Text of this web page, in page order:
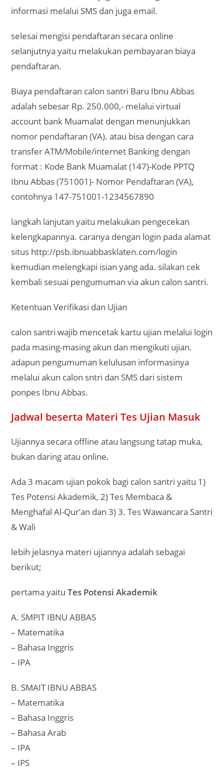
informasi melalui SMS dan juga email.
selesai mengisi pendaftaran secara online
selanjutnya yaitu melakukan pembayaran biaya
pendaftaran.
Biaya pendaftaran calon santri Baru Ibnu Abbas
adalah sebesar Rp. 250.000,- melalui virtual
account bank Muamalat dengan menunjukkan
nomor pendaftaran (VA). atau bisa dengan cara
transfer ATM/Mobile/internet Banking dengan
format : Kode Bank Muamalat (147)-Kode PPTQ
Ibnu Abbas (751001)- Nomor Pendaftaran (VA),
contohnya 147-751001-1234567890
langkah lanjutan yaitu melakukan pengecekan
kelengkapannya. caranya dengan login pada alamat
situs http://psb.ibnuabbasklaten.com/login
kemudian melengkapi isian yang ada. silakan cek
kembali sesuai pengumuman via akun calon santri.
Ketentuan Verifikasi dan Ujian
calon santri wajib mencetak kartu ujian melalui login
pada masing-masing akun dan mengikuti ujian.
adapun pengumuman kelulusan informasinya
melalui akun calon sntri dan SMS dari sistem
ponpes Ibnu Abbas.
Jadwal beserta Materi Tes Ujian Masuk
Ujiannya secara offline atau langsung tatap muka,
bukan daring atau online.
Ada 3 macam ujian pokok bagi calon santri yaitu 1)
Tes Potensi Akademik, 2) Tes Membaca &
Menghafal Al-Qur’an dan 3) 3. Tes Wawancara Santri
& Wali
lebih jelasnya materi ujiannya adalah sebagai
berikut;
pertama yaituTes Potensi Akademik
A. SMPIT IBNU ABBAS
– Matematika
– Bahasa Inggris
– IPA
B. SMAIT IBNU ABBAS
– Matematika
– Bahasa Inggris
– Bahasa Arab
– IPA
– IPS